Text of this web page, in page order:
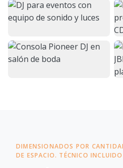
DIMENSIONADOS POR
DE ESPACIO. TÉCNICO INCLUIDO